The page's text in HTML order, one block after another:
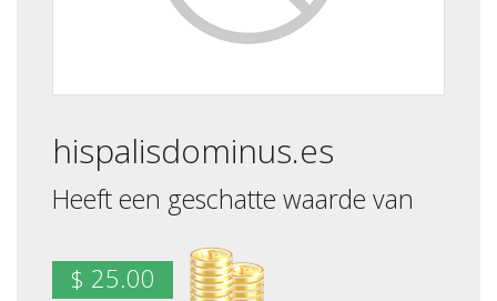
hispalisdominus.es
Heeft een geschatte waarde van
$ 25.00